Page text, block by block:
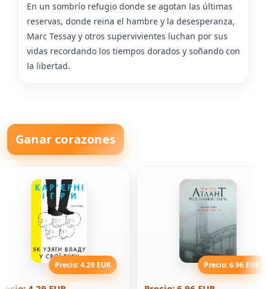
En un sombrío refugio donde se agotan las últimas
reservas, donde reina el hambre y la desesperanza,
Marc Tessay y otros supervivientes luchan por sus
vidas recordando los tiempos dorados y soñando con
la libertad.
Ganar corazones
Precio: 4.29 EUR Precio: 6.96 EUR